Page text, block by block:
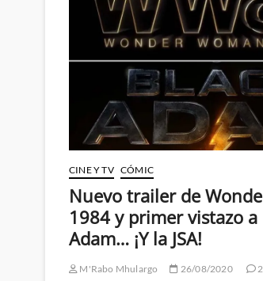
Superman
CINE Y TV CÓMIC
Nuevo trailer de
1984 y primer vistazo a
Adam… ¡Y la JSA!
M'Rabo Mhulargo 26/08/2020